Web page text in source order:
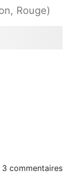
Rouge)
3 commentaires